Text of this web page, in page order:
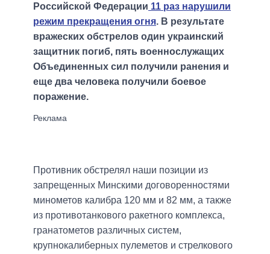
Российской Федерации 11 раз нарушили
режим прекращения огня. В результате
вражеских обстрелов один украинский
защитник погиб, пять военнослужащих
Объединенных сил получили ранения и
еще два человека получили боевое
поражение.
Противник обстрелял наши позиции из
запрещенных Минскими договоренностями
минометов калибра 120 мм и 82 мм, а также
из противотанкового ракетного комплекса,
гранатометов различных систем,
крупнокалиберных пулеметов и стрелкового